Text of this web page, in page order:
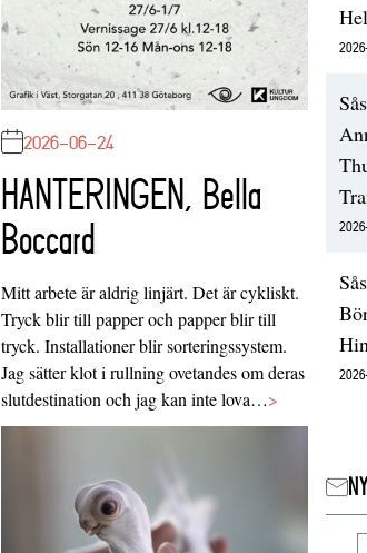
2026-06-24
HANTERINGEN, Bella
Boccard
Mitt arbete är aldrig linjärt. Det är cykliskt.
Tryck blir till papper och papper blir till
tryck. Installationer blir sorteringssystem.
Jag sätter klot i rullning ovetandes om deras
slutdestination och jag kan inte lova…>